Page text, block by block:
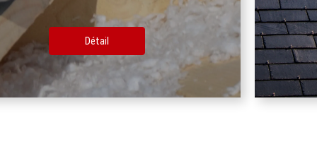
Détail